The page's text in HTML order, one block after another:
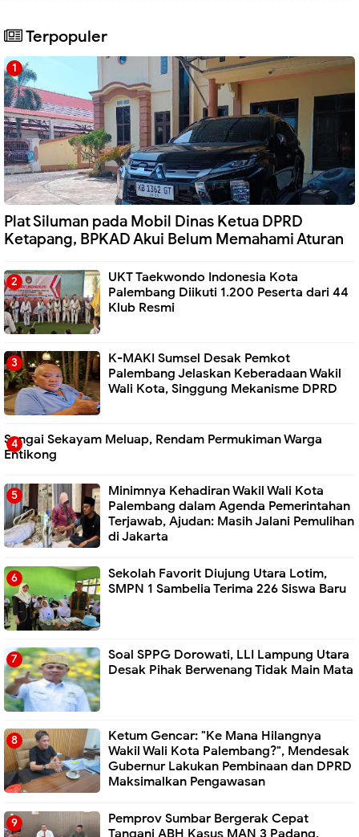
Terpopuler
Plat Siluman pada Mobil Dinas Ketua DPRD
Ketapang, BPKAD Akui Belum Memahami Aturan
UKT Taekwondo Indonesia Kota
Palembang Diikuti 1.200 Peserta dari 44
Klub Resmi
K-MAKI Sumsel Desak Pemkot
Palembang Jelaskan Keberadaan Wakil
Wali Kota, Singgung Mekanisme DPRD
Sungai Sekayam Meluap, Rendam Permukiman Warga
Entikong
Minimnya Kehadiran Wakil Wali Kota
Palembang dalam Agenda Pemerintahan
Terjawab, Ajudan: Masih Jalani Pemulihan
di Jakarta
Sekolah Favorit Diujung Utara Lotim,
SMPN 1 Sambelia Terima 226 Siswa Baru ‎
Soal SPPG Dorowati, LLI Lampung Utara
Desak Pihak Berwenang Tidak Main Mata
Ketum Gencar: "Ke Mana Hilangnya
Wakil Wali Kota Palembang?", Mendesak
Gubernur Lakukan Pembinaan dan DPRD
Maksimalkan Pengawasan
Pemprov Sumbar Bergerak Cepat
Tangani ABH Kasus MAN 3 Padang,